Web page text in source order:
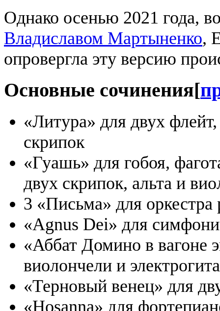
Однако осенью 2021 года,
Владиславом Мартыненко,
опровергла эту версию
Основные сочинения[
«Литура» для двух
скрипок
«Гуашь» для гобоя,
двух скрипок, альта и
3 «Письма» для
«Agnus Dei» для
«Аббат Домино в вагоне
виолончели и
«Терновый венец» для
«Hosanna» для